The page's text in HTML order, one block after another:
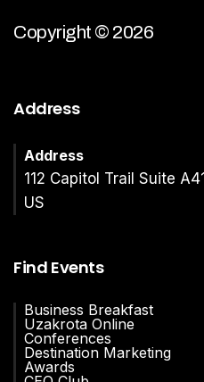
Copyright © 2026
Address
Address
112 Capitol Trail Suite
US
Find Events
Business Breakfast
Uzakrota Online
Conferences
Destination Marketing
Awards